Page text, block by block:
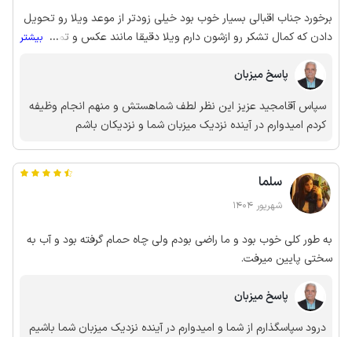
برخورد جناب اقبالی بسیار خوب بود خیلی زودتر از موعد ویلا رو تحویل
دادن که کمال تشکر رو ازشون دارم ویلا دقیقا مانند عکس و تمیز
... بیشتر
پاسخ میزبان
سپاس آقامجید عزیز این نظر لطف شماهستش و منهم انجام وظیفه
کردم امیدوارم در آینده نزدیک میزبان شما و نزدیکان باشم
سلما
شهریور 1404
به طور کلی خوب بود و ما راضی بودم ولی چاه حمام گرفته بود و آب به
سختی پایین میرفت.
پاسخ میزبان
درود سپاسگذارم از شما و امیدوارم در آینده نزدیک میزبان شما باشیم